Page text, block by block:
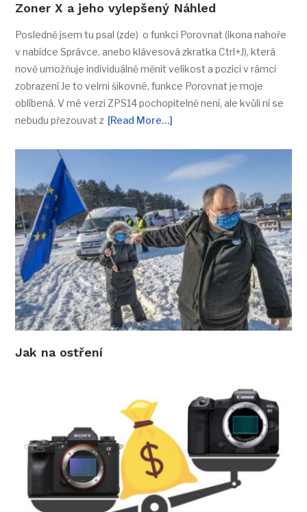
Zoner X a jeho vylepšený Náhled
Posledně jsem tu psal (zde) o funkci Porovnat (ikona nahoře
v nabídce Správce, anebo klávesová zkratka Ctrl+J), která
nově umožňuje individuálně měnit velikost a pozici v rámci
zobrazení Je to velmi šikovné, funkce Porovnat je moje
oblíbená. V mé verzi ZPS14 pochopitelně není, ale kvůli ní se
nebudu přezouvat z [Read More…]
Jak na ostření